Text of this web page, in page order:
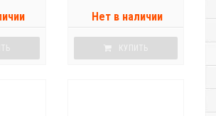
Нет в наличии
КУПИТЬ